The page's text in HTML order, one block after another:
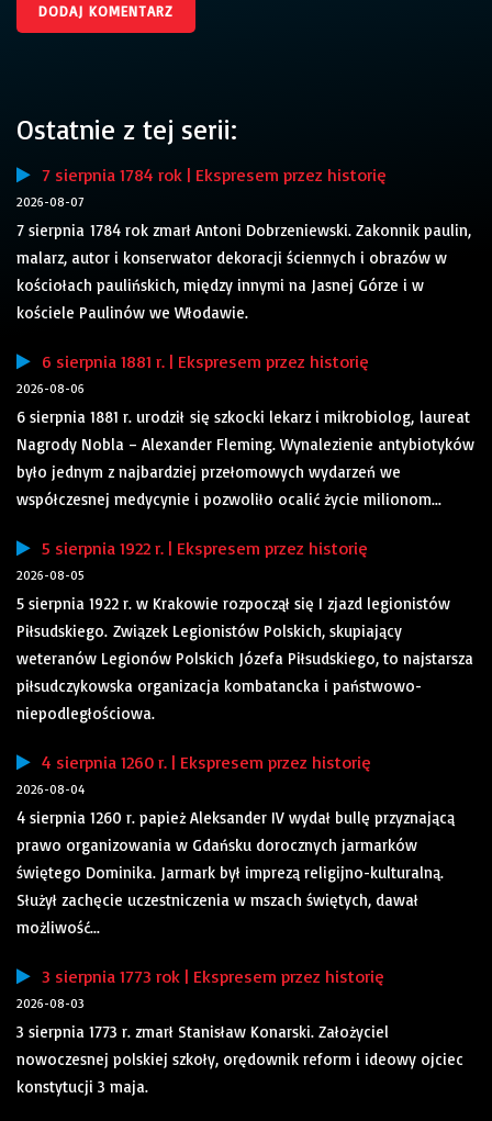
Ostatnie z tej serii:
7 sierpnia 1784 rok | Ekspresem przez historię
2026-08-07
7 sierpnia 1784 rok zmarł Antoni Dobrzeniewski. Zakonnik paulin,
malarz, autor i konserwator dekoracji ściennych i obrazów w
kościołach paulińskich, między innymi na Jasnej Górze i w
kościele Paulinów we Włodawie.
6 sierpnia 1881 r. | Ekspresem przez historię
2026-08-06
6 sierpnia 1881 r. urodził się szkocki lekarz i mikrobiolog, laureat
Nagrody Nobla – Alexander Fleming. Wynalezienie antybiotyków
było jednym z najbardziej przełomowych wydarzeń we
współczesnej medycynie i pozwoliło ocalić życie milionom...
5 sierpnia 1922 r. | Ekspresem przez historię
2026-08-05
5 sierpnia 1922 r. w Krakowie rozpoczął się I zjazd legionistów
Piłsudskiego. Związek Legionistów Polskich, skupiający
weteranów Legionów Polskich Józefa Piłsudskiego, to najstarsza
piłsudczykowska organizacja kombatancka i państwowo-
niepodległościowa.
4 sierpnia 1260 r. | Ekspresem przez historię
2026-08-04
4 sierpnia 1260 r. papież Aleksander IV wydał bullę przyznającą
prawo organizowania w Gdańsku dorocznych jarmarków
świętego Dominika. Jarmark był imprezą religijno-kulturalną.
Służył zachęcie uczestniczenia w mszach świętych, dawał
możliwość...
3 sierpnia 1773 rok | Ekspresem przez historię
2026-08-03
3 sierpnia 1773 r. zmarł Stanisław Konarski. Założyciel
nowoczesnej polskiej szkoły, orędownik reform i ideowy ojciec
konstytucji 3 maja.